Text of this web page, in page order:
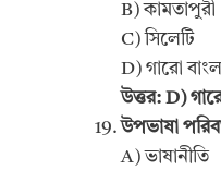
B) কামতাপুরী
C) সিলেটি
D) গারো
উত্তর: D)
উপভাষা
A) ভাষানীতি